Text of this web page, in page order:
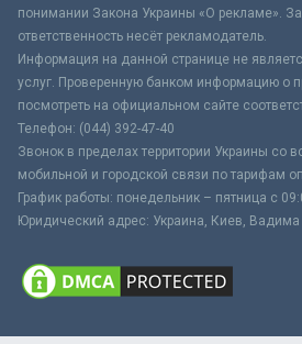
понимании Закона Украины «О рекламе».
ответственность несёт рекламодатель.
Информация на данной странице не
услуг. Проверенную банком информацию о
посмотреть на официальном сайте
Телефон: (044) 392-47-40
Звонок в пределах территории Украины со
мобильной и городской связи по тарифам
График работы: понедельник – пятница с
Юридический адрес: Украина, Киев, Вадима